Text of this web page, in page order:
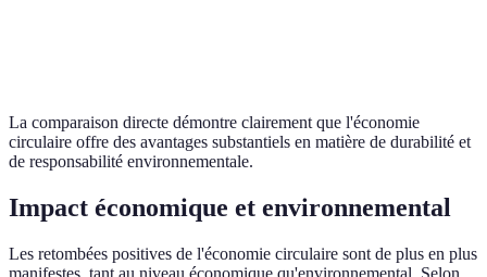
La comparaison directe démontre clairement que l'économie
circulaire offre des avantages substantiels en matière de durabilité et
de responsabilité environnementale.
Impact économique et environnemental
Les retombées positives de l'économie circulaire sont de plus en plus
manifestes, tant au niveau économique qu'environnemental. Selon